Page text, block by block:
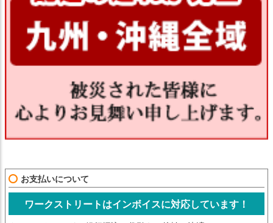
お支払いについて
ワークストリートはインボイスに対応しています！